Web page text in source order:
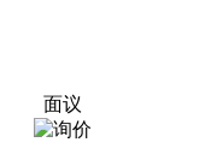
面议